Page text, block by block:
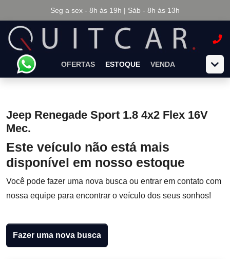
Seg a sex - 8h às 19h | Sáb - 8h às 13h
OFERTAS ESTOQUE VENDA
Jeep Renegade Sport 1.8 4x2 Flex 16V
Mec.
Este veículo não está mais
disponível em nosso estoque
Você pode fazer uma nova busca ou entrar em contato com
nossa equipe para encontrar o veículo dos seus sonhos!
Fazer uma nova busca